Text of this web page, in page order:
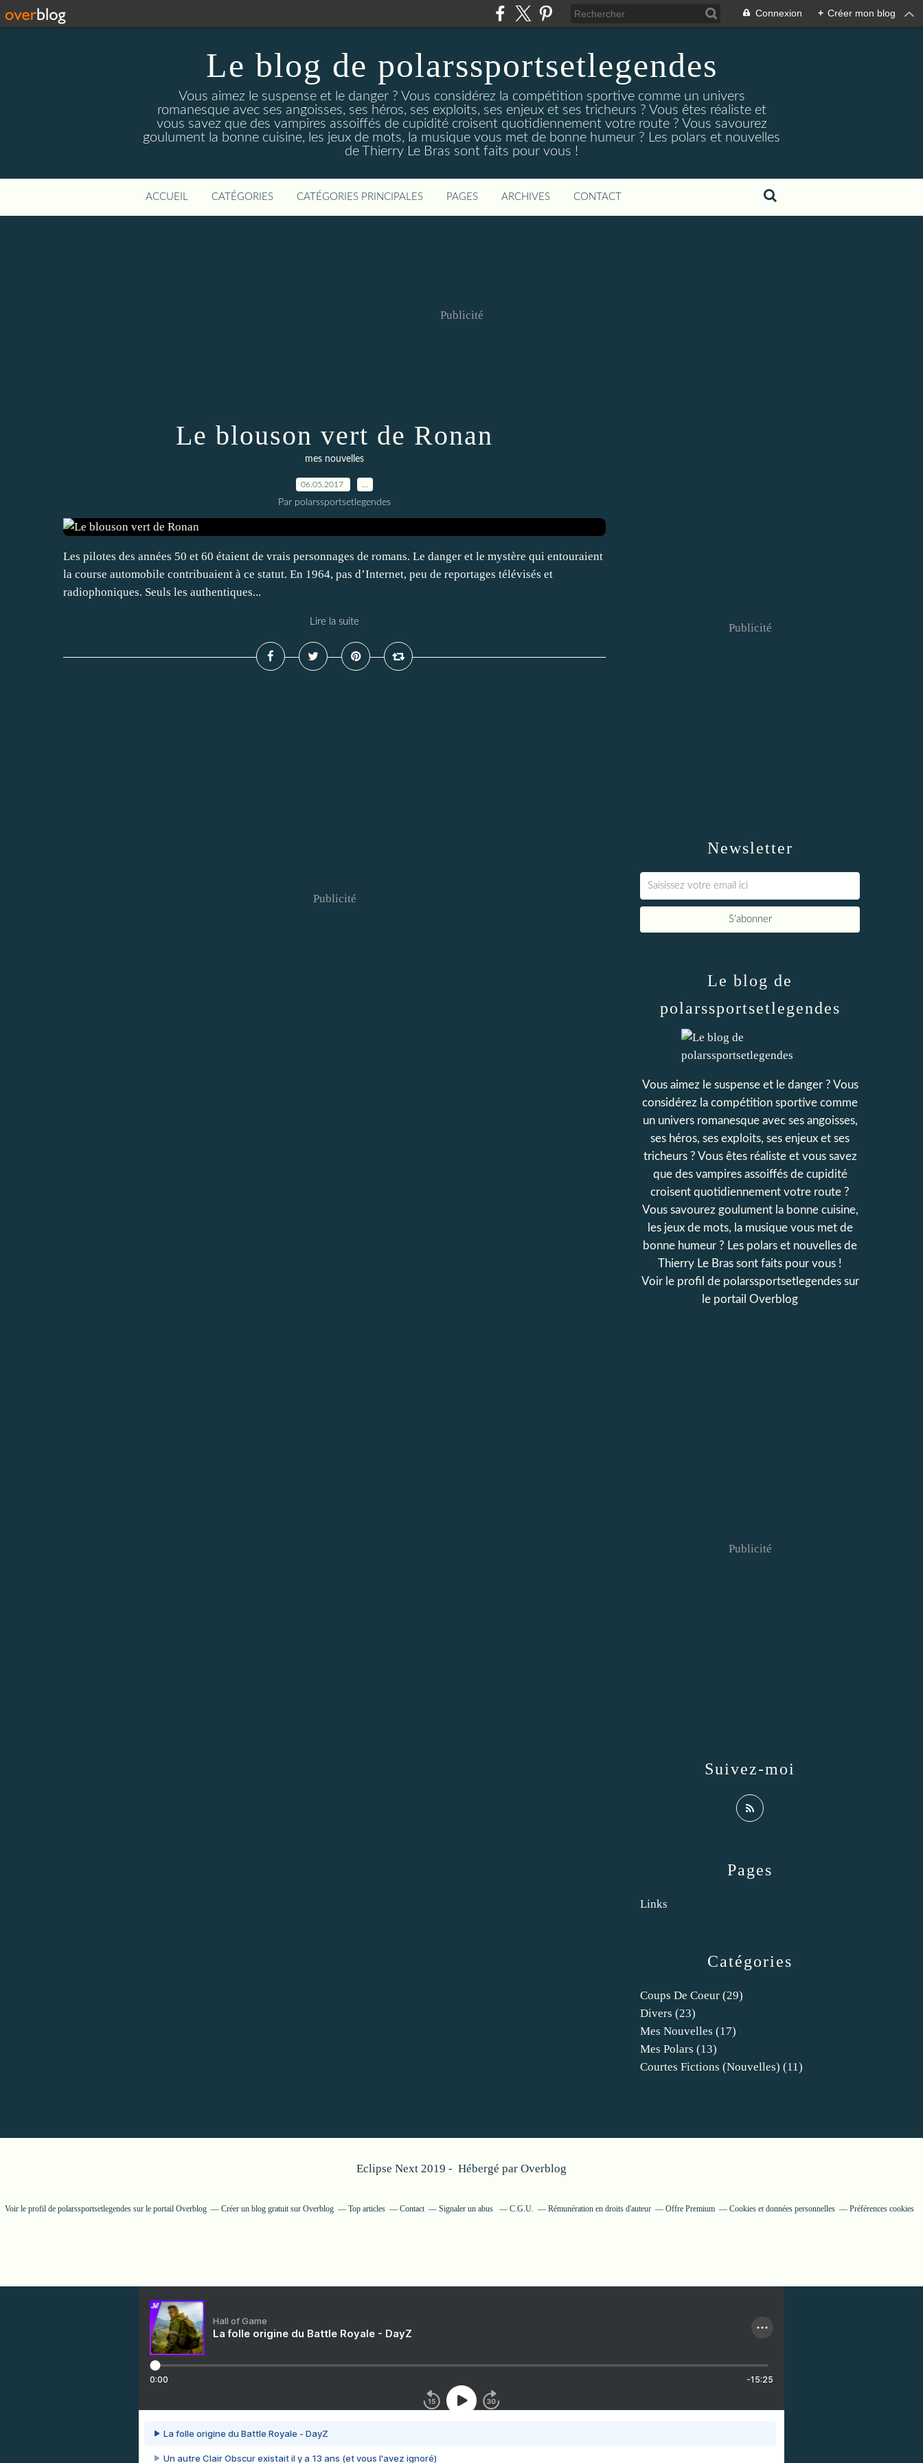
Connexion + Créer mon blog
Le blog de polarssportsetlegendes
Vous aimez le suspense et le danger ? Vous considérez la compétition sportive comme un univers
romanesque avec ses angoisses, ses héros, ses exploits, ses enjeux et ses tricheurs ? Vous êtes réaliste et
vous savez que des vampires assoiffés de cupidité croisent quotidiennement votre route ? Vous savourez
goulument la bonne cuisine, les jeux de mots, la musique vous met de bonne humeur ? Les polars et nouvelles
de Thierry Le Bras sont faits pour vous !
ACCUEIL CATÉGORIES CATÉGORIES PRINCIPALES PAGES ARCHIVES CONTACT
Publicité
Le blouson vert de Ronan
mes nouvelles
06.05.2017
Par polarssportsetlegendes
Les pilotes des années 50 et 60 étaient de vrais personnages de romans. Le danger et le mystère qui entouraient
la course automobile contribuaient à ce statut. En 1964, pas d’Internet, peu de reportages télévisés et
radiophoniques. Seuls les authentiques...
Lire la suite
Publicité
Newsletter
Publicité
Catégories
Coups De Coeur (29)
Divers (23)
Mes Nouvelles (17)
Mes Polars (13)
Courtes Fictions (nouvelles) (11)
Pages
Links
Le blog de
polarssportsetlegendes
Vous aimez le suspense et le danger ? Vous
considérez la compétition sportive comme
un univers romanesque avec ses angoisses,
ses héros, ses exploits, ses enjeux et ses
tricheurs ? Vous êtes réaliste et vous savez
que des vampires assoiffés de cupidité
croisent quotidiennement votre route ?
Vous savourez goulument la bonne cuisine,
les jeux de mots, la musique vous met de
bonne humeur ? Les polars et nouvelles de
Thierry Le Bras sont faits pour vous !
Voir le profil de polarssportsetlegendessur
le portail Overblog
Suivez-moi
Publicité
Eclipse Next 2019 - Hébergé par Overblog
Voir le profil de polarssportsetlegendes sur le portail Overblog Créer un blog gratuit sur Overblog Top articles Contact Signaler un abus C.G.U. Rémunération en droits d'auteur Offre Premium Cookies et données personnelles Préférences cookies
Hall of Game
La folle origine du Battle Royale - DayZ
0:00 -15:25
La folle origine du Battle Royale - DayZ
Un autre Clair Obscur existait il y a 13 ans (et vous l'avez ignoré)